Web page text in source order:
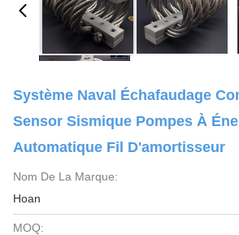
Système Naval Échafaudage
Sensor Sismique Pompes À
Automatique Fil D'amortisseur
Nom De La Marque:
Hoan
MOQ: